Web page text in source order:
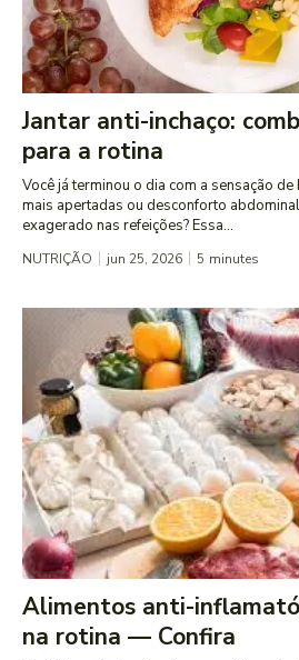
Jantar anti-inchaço:
para a rotina
Você já terminou o dia com a sensação
mais apertadas ou desconforto
exagerado nas refeições? Essa...
NUTRIÇÃO jun 25, 2026 5 minutes
Alimentos anti-
na rotina — Confira